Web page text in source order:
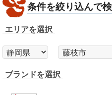
条件を絞り込んで
エリアを選択
ブランドを選択